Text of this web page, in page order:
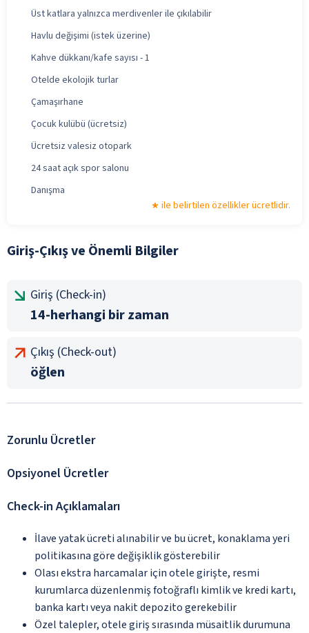
Üst katlara yalnızca merdivenler ile çıkılabilir
Havlu değişimi (istek üzerine)
Kahve dükkanı/kafe sayısı - 1
Otelde ekolojik turlar
Çamaşırhane
Çocuk kulübü (ücretsiz)
Ücretsiz valesiz otopark
24 saat açık spor salonu
Danışma
ile belirtilen özellikler ücretlidir.
Giriş-Çıkış ve Önemli Bilgiler
Giriş (Check-in)
14-herhangi bir zaman
Çıkış (Check-out)
öğlen
Zorunlu Ücretler
Opsiyonel Ücretler
Check-in Açıklamaları
İlave yatak ücreti alınabilir ve bu ücret, konaklama yeri
politikasına göre değişiklik gösterebilir
Olası ekstra harcamalar için otele girişte, resmi
kurumlarca düzenlenmiş fotoğraflı kimlik ve kredi kartı,
banka kartı veya nakit depozito gerekebilir
Özel talepler, otele giriş sırasında müsaitlik durumuna